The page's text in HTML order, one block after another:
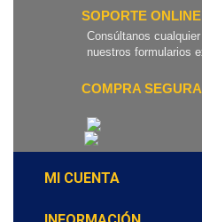
SOPORTE ONLINE
Consúltanos
nuestros formularios
COMPRA SEGURA
MI CUENTA